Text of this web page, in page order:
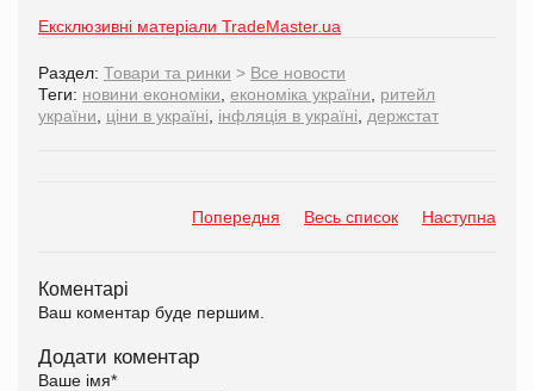
Ексклюзивні матеріали TradeMaster.ua
Раздел: Товари та ринки > Все новости
Теги: новини економіки економіка україни
ритейл
україни
ціни в україні інфляція в україні держстат
Попередня Весь список Наступна
Коментарі
Ваш коментар буде першим.
Додати коментар
Ваше імя*